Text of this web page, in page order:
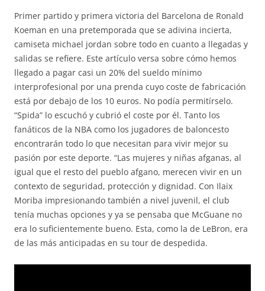
Primer partido y primera victoria del Barcelona de Ronald
Koeman en una pretemporada que se adivina incierta,
camiseta michael jordan sobre todo en cuanto a llegadas y
salidas se refiere. Este artículo versa sobre cómo hemos
llegado a pagar casi un 20% del sueldo mínimo
interprofesional por una prenda cuyo coste de fabricación
está por debajo de los 10 euros. No podía permitírselo.
“Spida” lo escuchó y cubrió el coste por él. Tanto los
fanáticos de la NBA como los jugadores de baloncesto
encontrarán todo lo que necesitan para vivir mejor su
pasión por este deporte. “Las mujeres y niñas afganas, al
igual que el resto del pueblo afgano, merecen vivir en un
contexto de seguridad, protección y dignidad. Con Ilaix
Moriba impresionando también a nivel juvenil, el club
tenía muchas opciones y ya se pensaba que McGuane no
era lo suficientemente bueno. Esta, como la de LeBron, era
de las más anticipadas en su tour de despedida.